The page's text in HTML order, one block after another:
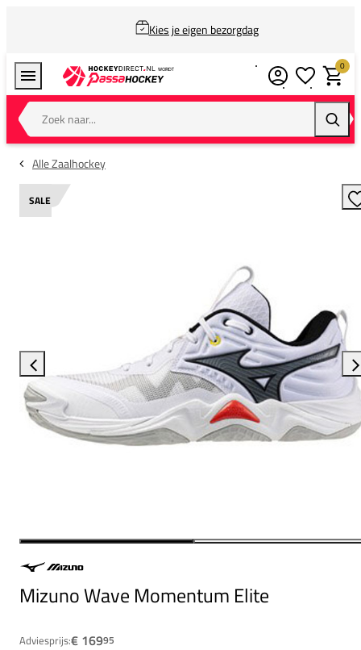
Kies je eigen bezorgdag
Zoek naar...
0
Alle Zaalhockey
SALE
Mizuno Wave Momentum Elite
Adviesprijs:€ 16995